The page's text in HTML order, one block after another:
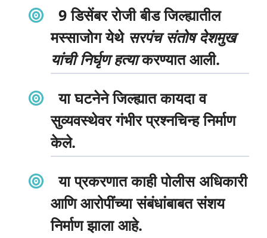
9 डिसेंबर रोजी बीड जिल्ह्यातील
मस्साजोग येथे सरपंच संतोष देशमुख
यांची निर्घृण हत्याकरण्यात आली.
या घटनेने जिल्ह्यात कायदा व
सुव्यवस्थेवर गंभीर प्रश्नचिन्ह निर्माण
केले.
या प्रकरणात काही पोलीस अधिकारी
आणि आरोपींच्या संबंधांबाबत संशय
निर्माण झाला आहे.